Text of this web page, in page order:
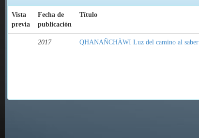
Vista
previa
Fecha de
publicación
Título
2017 QHANAÑCHÄWI Luz del camino al saber